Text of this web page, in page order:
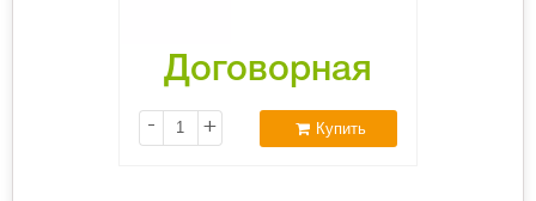
Договорная
- + Купить